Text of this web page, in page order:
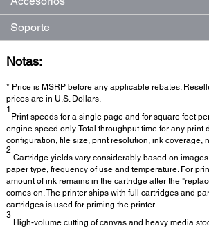
Soporte
Notas:
* Price is MSRP before any applicable rebates.
prices are in U.S. Dollars.
1
Print speeds for a single page and for square feet
engine speed only. Total throughput time for any print
configuration, file size, print resolution, ink coverage,
2
Cartridge yields vary considerably based on
paper type, frequency of use and temperature. For
amount of ink remains in the cartridge after the
comes on. The printer ships with full cartridges and
cartridges is used for priming the printer.
3
High-volume cutting of canvas and heavy media